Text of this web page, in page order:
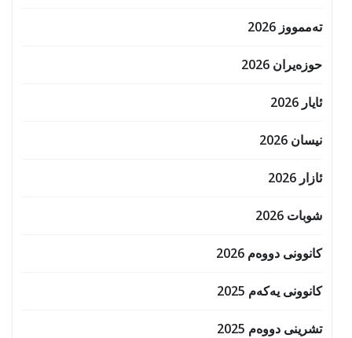
تەممووز 2026
حوزه‌یران 2026
ئایار 2026
نیسان 2026
ئازار 2026
شوبات 2026
کانوونی دووەم 2026
کانوونی یەکەم 2025
تشرینی دووەم 2025